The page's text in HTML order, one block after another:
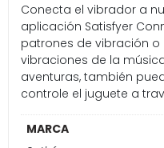
Conecta el vibrador a
aplicación Satisfyer
patrones de vibración
vibraciones de la
aventuras, también
controle el juguete a
MARCA